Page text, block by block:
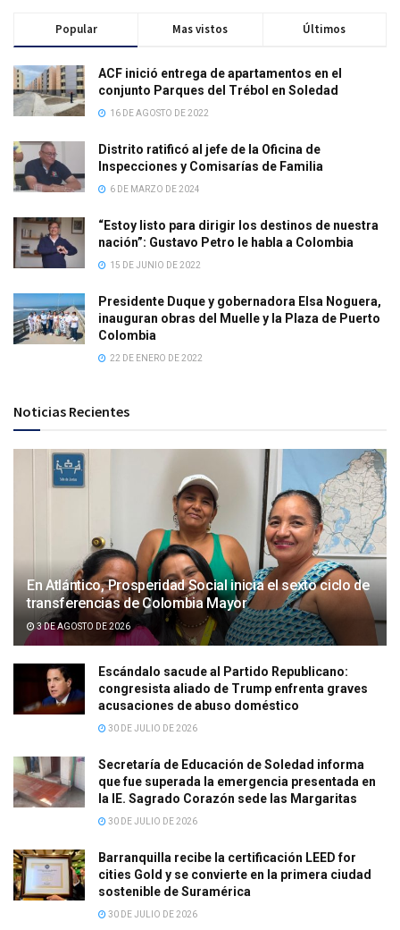
Popular Mas vistos Últimos
ACF inició entrega de apartamentos en el
conjunto Parques del Trébol en Soledad
16 DE AGOSTO DE 2022
Distrito ratificó al jefe de la Oficina de
Inspecciones y Comisarías de Familia
6 DE MARZO DE 2024
“Estoy listo para dirigir los destinos de nuestra
nación”: Gustavo Petro le habla a Colombia
15 DE JUNIO DE 2022
Presidente Duque y gobernadora Elsa Noguera,
inauguran obras del Muelle y la Plaza de Puerto
Colombia
22 DE ENERO DE 2022
Noticias Recientes
En Atlántico, Prosperidad Social inicia el sexto ciclo de
transferencias de Colombia Mayor
3 DE AGOSTO DE 2026
Escándalo sacude al Partido Republicano:
congresista aliado de Trump enfrenta graves
acusaciones de abuso doméstico
30 DE JULIO DE 2026
Secretaría de Educación de Soledad informa
que fue superada la emergencia presentada en
la IE. Sagrado Corazón sede las Margaritas
30 DE JULIO DE 2026
Barranquilla recibe la certificación LEED for
cities Gold y se convierte en la primera ciudad
sostenible de Suramérica
30 DE JULIO DE 2026